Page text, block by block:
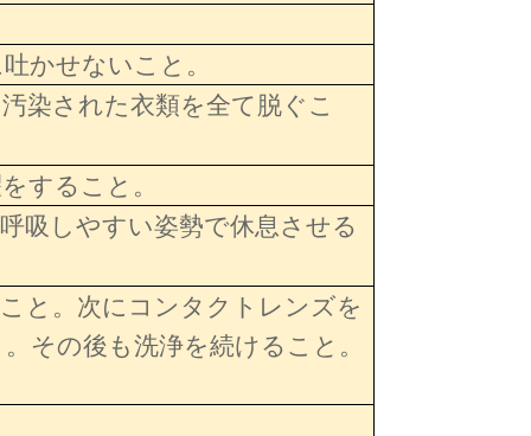
かせないこと。
染された衣類を全て脱ぐこ
すること。
吸しやすい姿勢で休息させる
と。次にコンタクトレンズを
その後も洗浄を続けること。